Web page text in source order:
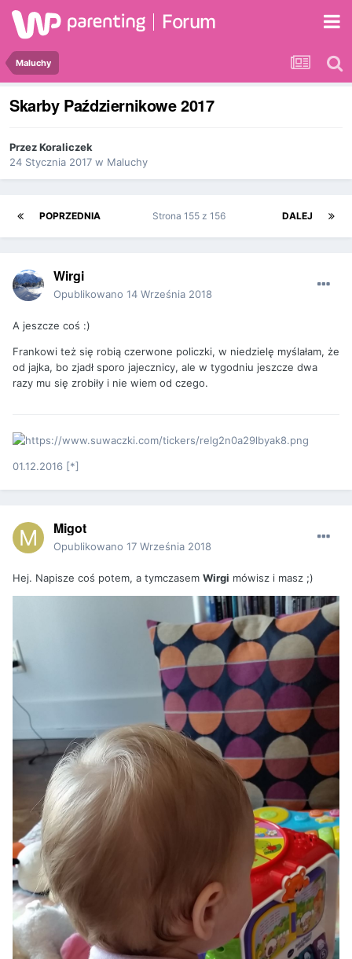
Forum
Maluchy
Skarby Październikowe 2017
PrzezKoraliczek
24 Stycznia 2017 w Maluchy
POPRZEDNIA DALEJ
Strona 155 z 156
Wirgi
Opublikowano 14 Września 2018
A jeszcze coś :)
Frankowi też się robią czerwone policzki, w niedzielę myślałam, że
od jajka, bo zjadł sporo jajecznicy, ale w tygodniu jeszcze dwa
razy mu się zrobiły i nie wiem od czego.
01.12.2016 [*]
Migot
Opublikowano 17 Września 2018
Hej. Napisze coś potem, a tymczasem Wirgi mówisz i masz ;)